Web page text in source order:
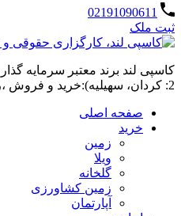
02191090611
ثبت ملک
2: کردان، سهیلیه):خرید و فروش ،رهن و اجاره
صفحه اصلی
خرید
زمین
ویلا
گلخانه
زمین کشاورزی
آپارتمان